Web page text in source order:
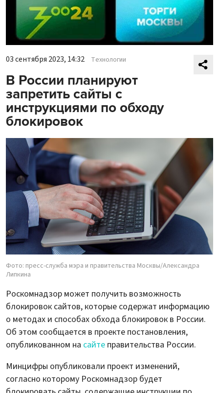
03 сентября 2023, 14:32 Технологии
В России планируют
запретить сайты с
инструкциями по обходу
блокировок
Фото: пресс-служба мэра и правительства Москвы/Александра
Липкина
Роскомнадзор может получить возможность
блокировок сайтов, которые содержат информацию
о методах и способах обхода блокировок в России.
Об этом сообщается в проекте постановления,
опубликованном на сайте правительства России.
Минцифры опубликовали проект изменений,
согласно которому Роскомнадзор будет